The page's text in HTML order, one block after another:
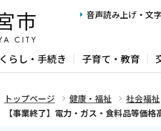
音声読み上げ・文
くらし・手続き 子育て・教育
トップページ 健康・福祉 社会福祉
【事業終了】電力・ガス・食料品等価